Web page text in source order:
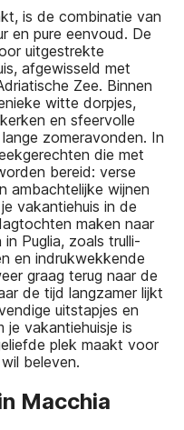
is de combinatie van
en pure eenvoud. De
uitgestrekte
afgewisseld met
Zee. Binnen
witte dorpjes,
en sfeervolle
zomeravonden. In
die met
bereid: verse
ambachtelijke wijnen
vakantiehuis in de
maken naar
Puglia, zoals trulli-
en indrukwekkende
graag terug naar de
de tijd langzamer lijkt
uitstapjes en
je vakantiehuisje is
plek maakt voor
beleven.
Macchia